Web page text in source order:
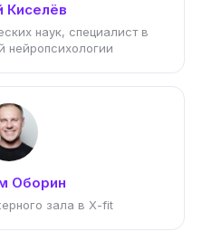
Киселёв
наук, специалист в
нейропсихологии
Оборин
зала в X-fit